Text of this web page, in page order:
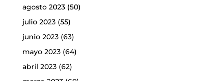
agosto 2023(50)
julio 2023(55)
junio 2023(63)
mayo 2023(64)
abril 2023(62)